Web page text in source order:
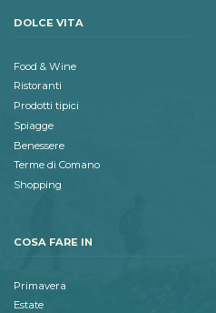
DOLCE VITA
Food & Wine
Ristoranti
Prodotti tipici
Spiagge
Benessere
Terme di Comano
Shopping
COSA FARE IN
Primavera
Estate